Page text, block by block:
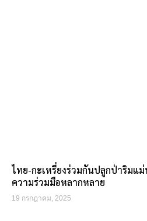
ไทย-กะเหรี่ยงร่วมกันปลูกป่าริมแ
ความร่วมมือหลากหลาย
19 กรกฎาคม, 2025